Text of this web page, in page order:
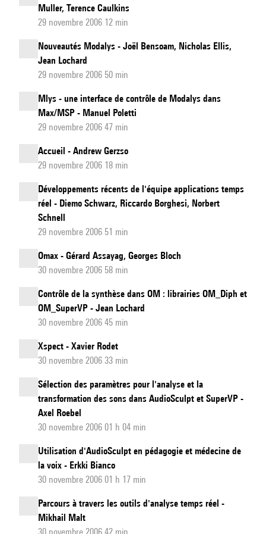
Muller, Terence Caulkins
29 novembre 2006 12 min
Nouveautés Modalys - Joël Bensoam, Nicholas Ellis,
Jean Lochard
29 novembre 2006 50 min
Mlys - une interface de contrôle de Modalys dans
Max/MSP - Manuel Poletti
29 novembre 2006 47 min
Accueil - Andrew Gerzso
29 novembre 2006 18 min
Développements récents de l'équipe applications temps
réel - Diemo Schwarz, Riccardo Borghesi, Norbert
Schnell
29 novembre 2006 51 min
Omax - Gérard Assayag, Georges Bloch
30 novembre 2006 58 min
Contrôle de la synthèse dans OM : librairies OM_Diph et
OM_SuperVP - Jean Lochard
30 novembre 2006 45 min
Xspect - Xavier Rodet
30 novembre 2006 33 min
Sélection des paramètres pour l'analyse et la
transformation des sons dans AudioSculpt et SuperVP -
Axel Roebel
30 novembre 2006 01 h 04 min
Utilisation d'AudioSculpt en pédagogie et médecine de
la voix - Erkki Bianco
30 novembre 2006 01 h 17 min
Parcours à travers les outils d'analyse temps réel -
Mikhail Malt